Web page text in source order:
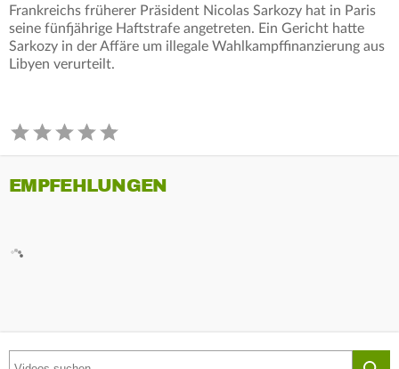
Frankreichs früherer Präsident Nicolas Sarkozy hat in Paris
seine fünfjährige Haftstrafe angetreten. Ein Gericht hatte
Sarkozy in der Affäre um illegale Wahlkampffinanzierung aus
Libyen verurteilt.
EMPFEHLUNGEN